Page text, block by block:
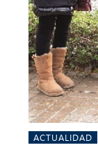
ACTUALIDAD